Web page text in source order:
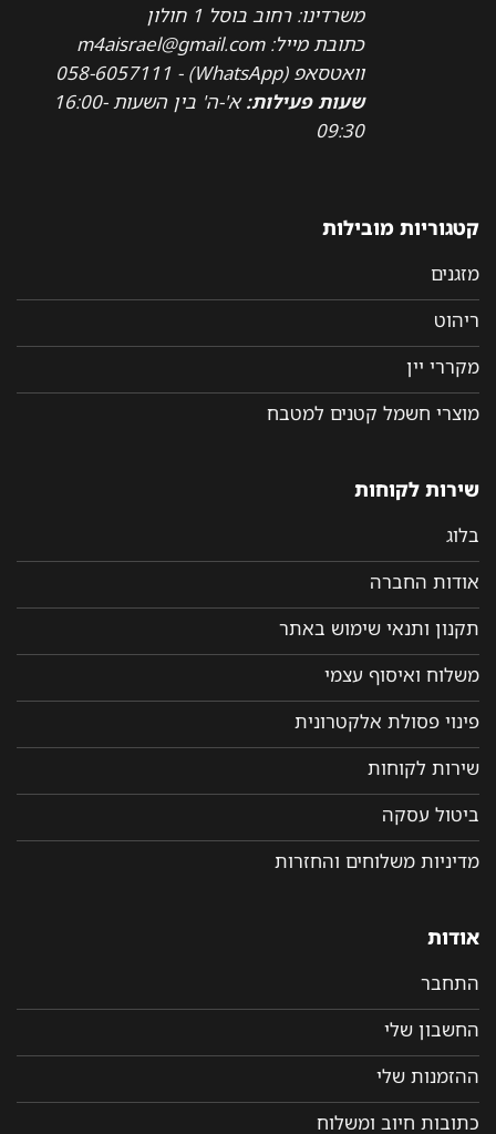
משרדינו: רחוב בוסל 1 חולון
כתובת מייל: m4aisrael@gmail.com
וואטסאפ (WhatsApp) - 058-6057111
שעות פעילות:
א'-ה' בין השעות 16:00-
09:30
קטגוריות מובילות
מזגנים
ריהוט
מקררי יין
מוצרי חשמל קטנים למטבח
שירות לקוחות
בלוג
אודות החברה
תקנון ותנאי שימוש באתר
משלוח ואיסוף עצמי
פינוי פסולת אלקטרונית
שירות לקוחות
ביטול עסקה
מדיניות משלוחים והחזרות
אודות
התחבר
החשבון שלי
ההזמנות שלי
כתובות חיוב ומשלוח